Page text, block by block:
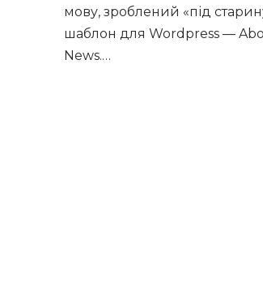
мову, зроблений «під
шаблон для Wordpress —
News.…